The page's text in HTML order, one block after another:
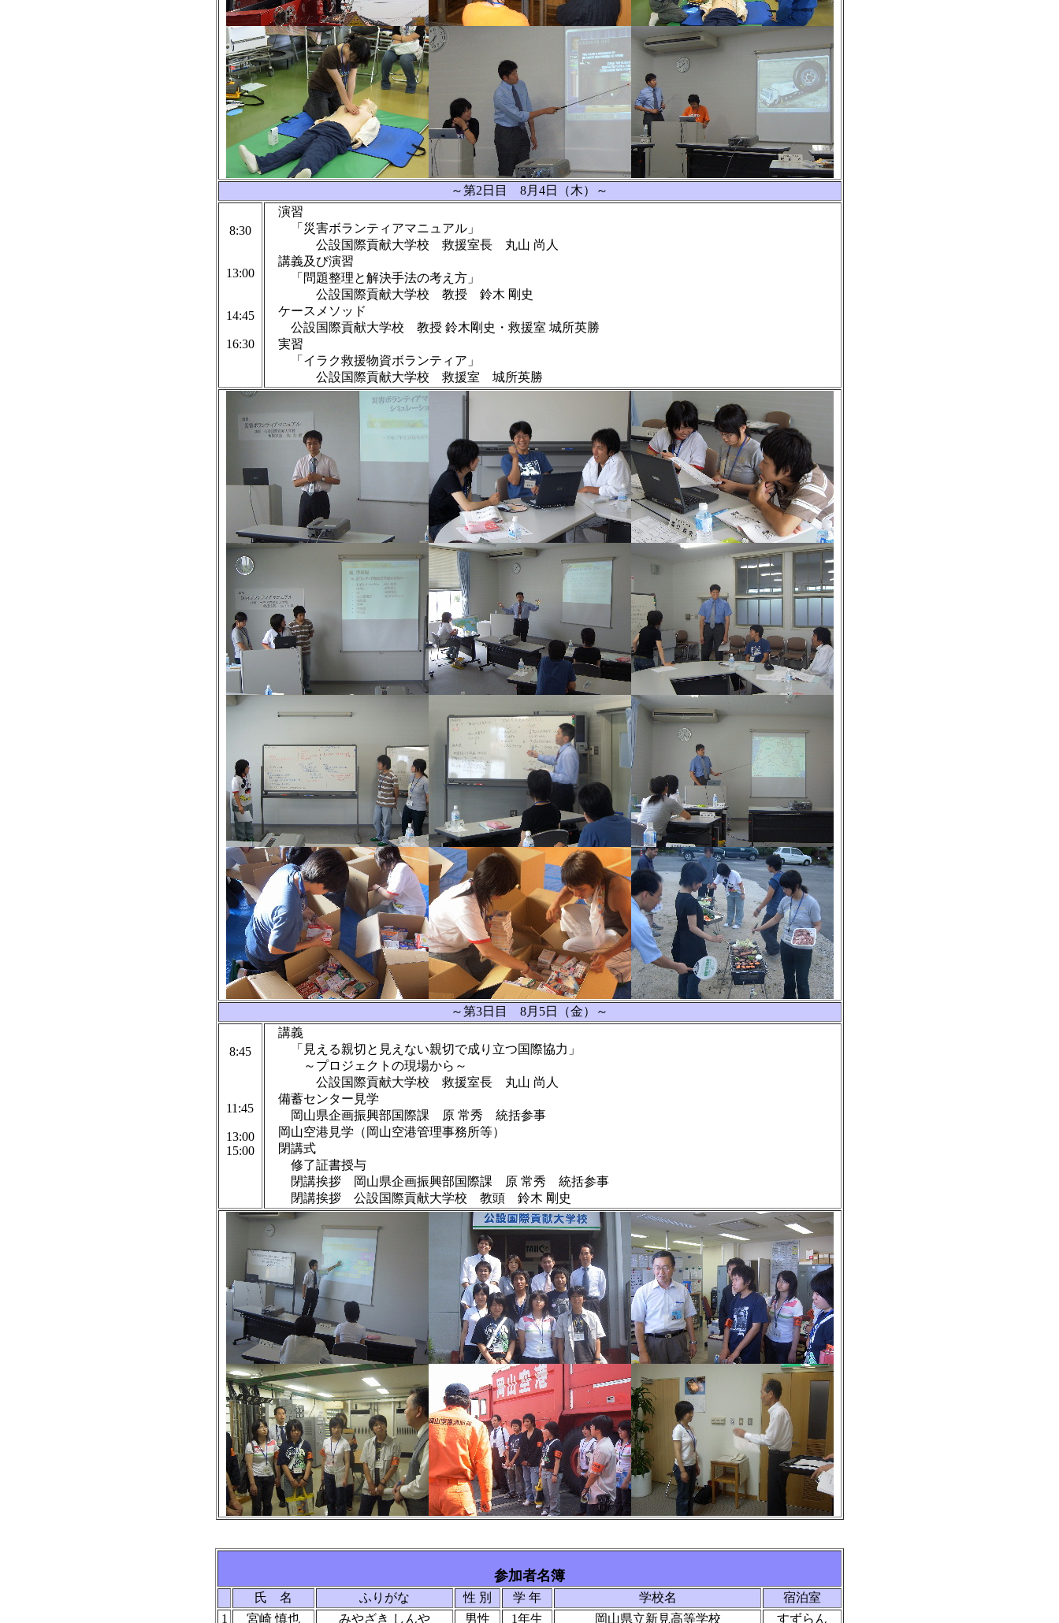
～第2日目 8月4日（木）～
8:30
13:00
14:45
16:30
演習
「災害ボランティアマニュアル」
公設国際貢献大学校 救援室長 丸山 尚人
講義及び演習
「問題整理と解決手法の考え方」
公設国際貢献大学校 教授 鈴木 剛史
ケースメソッド
公設国際貢献大学校 教授 鈴木剛史・救援室 城所英勝
実習
「イラク救援物資ボランティア」
公設国際貢献大学校 救援室 城所英勝
～第3日目 8月5日（金）～
8:45
11:45
13:00
15:00
講義
「見える親切と見えない親切で成り立つ国際協力」
～プロジェクトの現場から～
公設国際貢献大学校 救援室長 丸山 尚人
備蓄センター見学
岡山県企画振興部国際課 原 常秀 統括参事
岡山空港見学（岡山空港管理事務所等）
閉講式
修了証書授与
閉講挨拶 岡山県企画振興部国際課 原 常秀 統括参事
閉講挨拶 公設国際貢献大学校 教頭 鈴木 剛史
参加者名簿
氏 名 ふりがな 性 別 学 年 学校名
宿泊室
1
宮崎 慎也 みやざき しんや 男性 1年生 岡山県立新見高等学校 すずらん